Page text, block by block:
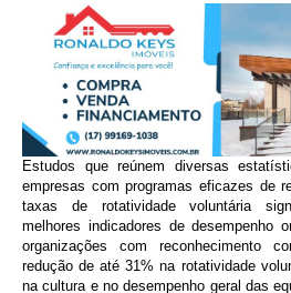
Estudos que reúnem diversas
empresas com programas eficazes de
taxas de rotatividade voluntária
melhores indicadores de desempenho
organizações com reconhecimento
redução de até 31% na rotatividade
na cultura e no desempenho geral das